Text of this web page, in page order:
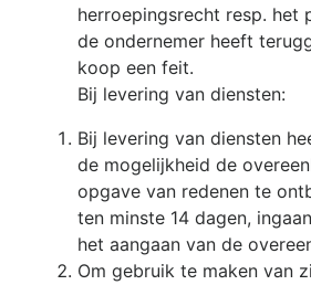
herroepingsrecht resp. het
de ondernemer heeft
koop een feit.
Bij levering van diensten:
Bij levering van diensten
de mogelijkheid de
opgave van redenen te
ten minste 14 dagen,
het aangaan van de
Om gebruik te maken van